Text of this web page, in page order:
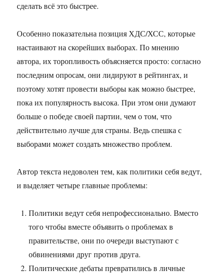
сделать всё это быстрее.
Особенно показательна позиция ХДС/ХСС, которые
настаивают на скорейших выборах. По мнению
автора, их торопливость объясняется просто: согласно
последним опросам, они лидируют в рейтингах, и
поэтому хотят провести выборы как можно быстрее,
пока их популярность высока. При этом они думают
больше о победе своей партии, чем о том, что
действительно лучше для страны. Ведь спешка с
выборами может создать множество проблем.
Автор текста недоволен тем, как политики себя ведут,
и выделяет четыре главные проблемы:
Политики ведут себя непрофессионально. Вместо
того чтобы вместе объявить о проблемах в
правительстве, они по очереди выступают с
обвинениями друг против друга.
Политические дебаты превратились в личные